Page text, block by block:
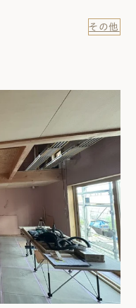
その他